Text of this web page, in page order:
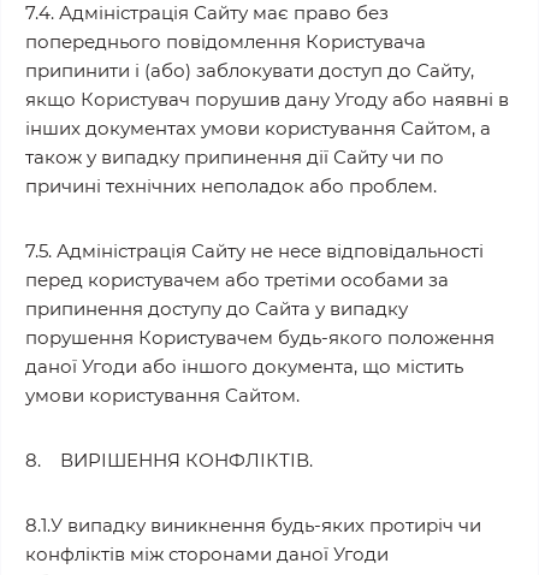
7.4. Адміністрація Сайту має право без
попереднього повідомлення Користувача
припинити і (або) заблокувати доступ до Сайту,
якщо Користувач порушив дану Угоду або наявні в
інших документах умови користування Сайтом, а
також у випадку припинення дії Сайту чи по
причині технічних неполадок або проблем.
7.5. Адміністрація Сайту не несе відповідальності
перед користувачем або третіми особами за
припинення доступу до Сайта у випадку
порушення Користувачем будь-якого положення
даної Угоди або іншого документа, що містить
умови користування Сайтом.
8. ВИРІШЕННЯ КОНФЛІКТІВ.
8.1.У випадку виникнення будь-яких протиріч чи
конфліктів між сторонами даної Угоди